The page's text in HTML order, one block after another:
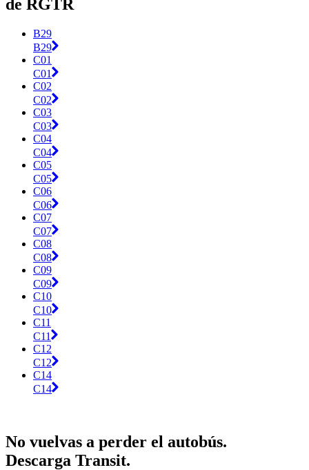
de RGTR
B29
B29
C01
C01
C02
C02
C03
C03
C04
C04
C05
C05
C06
C06
C07
C07
C08
C08
C09
C09
C10
C10
C11
C11
C12
C12
C14
C14
No vuelvas a perder el autobús.
Descarga Transit.